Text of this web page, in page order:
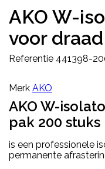
AKO W-
voor
Referentie 441398-
Merk AKO
AKO W-
pak 200 stuks
is een professionele
permanente